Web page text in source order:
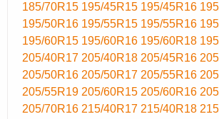
185/70R15 195/45R15 195/45R16
195/50R16 195/55R15 195/55R16
195/60R15 195/60R16 195/60R18
205/40R17 205/40R18 205/45R16
205/50R16 205/50R17 205/55R16
205/55R19 205/60R15 205/60R16
205/70R16 215/40R17 215/40R18